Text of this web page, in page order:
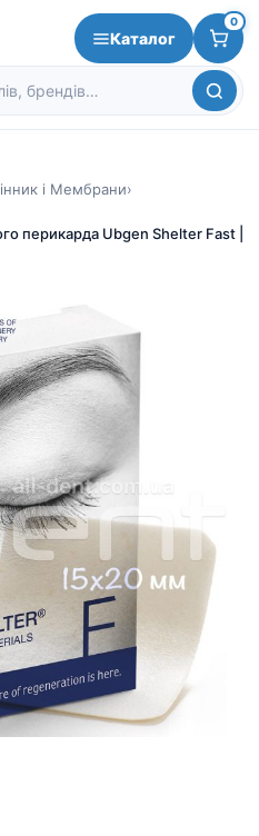
Каталог
0
і Мембрани›
перикарда Ubgen Shelter Fast |